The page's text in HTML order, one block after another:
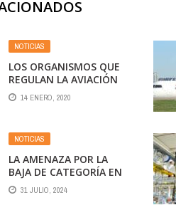
NOTICIAS
LOS ORGANISMOS QUE
REGULAN LA AVIACIÓN
SIGUEN ACÉFALOS Y LA
CÁMPORA PRESIONA
TODO
14 ENERO, 2020
NOTICIAS
LA AMENAZA POR LA
BAJA DE CATEGORÍA EN
LA ARGENTINA SIGUE
LATENTE
31 JULIO, 2024